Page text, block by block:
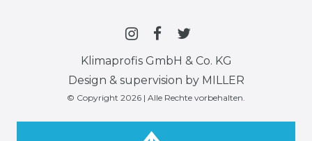
Klimaprofis GmbH & Co. KG
Design & supervision by MILLER
© Copyright 2026 | Alle Rechte vorbehalten.